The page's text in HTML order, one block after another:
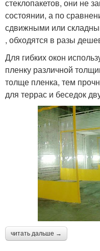
стеклопакетов, они не
состоянии, а по
сдвижными или
, обходятся в разы
Для гибких окон
пленку различной
толще пленка, тем
для террас и беседок
читать дальше →